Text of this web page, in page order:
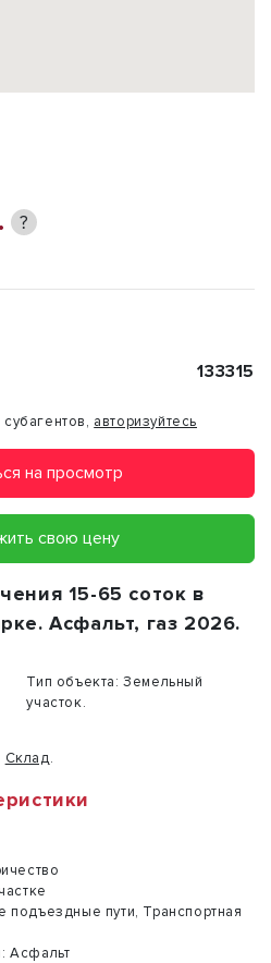
?
133315
авторизуйтесь
на просмотр
свою цену
15-65 соток в
Асфальт, газ 2026.
Тип объекта: Земельный
участок.
Склад.
пути, Транспортная
Асфальт